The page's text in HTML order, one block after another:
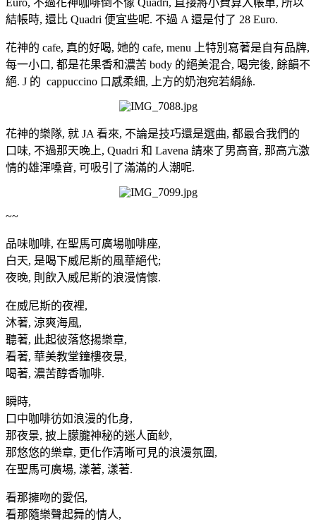
結帳時, 還比 Quadri 便宜些呢. 不過 A 還是付了 28 Euro.
花神的 cafe, 真的好喝, 她的 cafe, menu 上特別寫著是自有品牌,
每一小口, 都是花果香和濃苦 body 的絕美混合, 喝完後, 餘韻不
絕. J 的 cappuccino 口感柔細, 上方的奶泡宛若絹絲.
花神的樂隊, 就 JA 看來, 不論是技巧還是選曲, 都最合我們的
口味, 不過那天晚上, Quadri 和 Lavena 請來了男高音, 那高亢激
情的雄渾嗓音, 可吸引了滿滿的人潮呢.
~~
品味咖啡, 在聖馬可廣場咖啡座,
白天, 是喝下威尼斯的風華絕代;
夜晚, 則飲入威尼斯的浪漫情懷.
在威尼斯的夜裡,
沐著, 涼爽海風,
聽著, 此起彼落悠揚樂章,
看著, 華美教堂鐘樓夜景,
喝著, 濃苦醇香咖啡.
瞬時,
口中咖啡彷如浪漫的化身,
那夜景, 披上朦朧神秘的迷人面紗,
那悠悠的樂章, 更化作清晰可見的浪漫氛圍,
在聖馬可廣場, 漾著, 漾著.
看那擁吻的愛侶,
看那隨樂聲起舞的情人,